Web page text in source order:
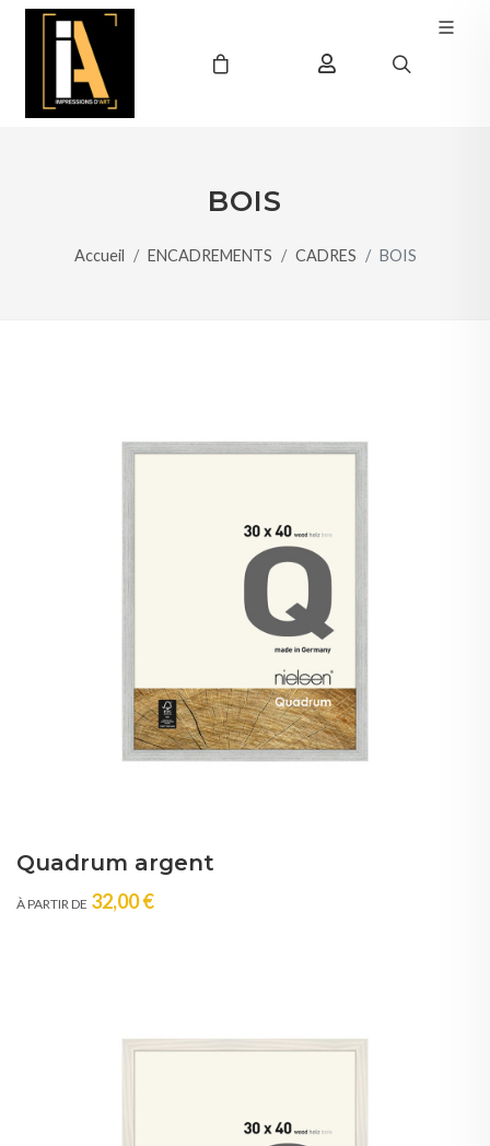
BOIS
Accueil ENCADREMENTS CADRES BOIS
Quadrum argent
À PARTIR DE 32,00 €